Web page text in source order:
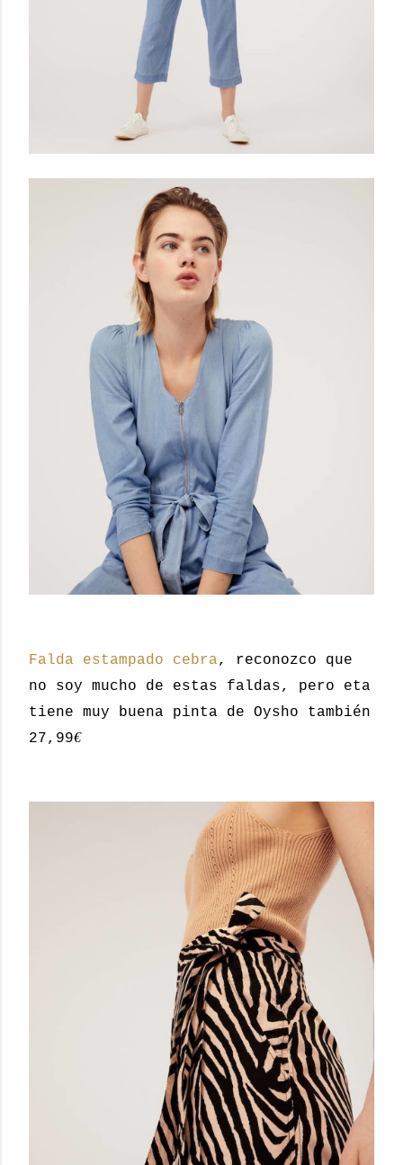
Falda estampado cebra, reconozco que
no soy mucho de estas faldas, pero eta
tiene muy buena pinta de Oysho también
27,99€